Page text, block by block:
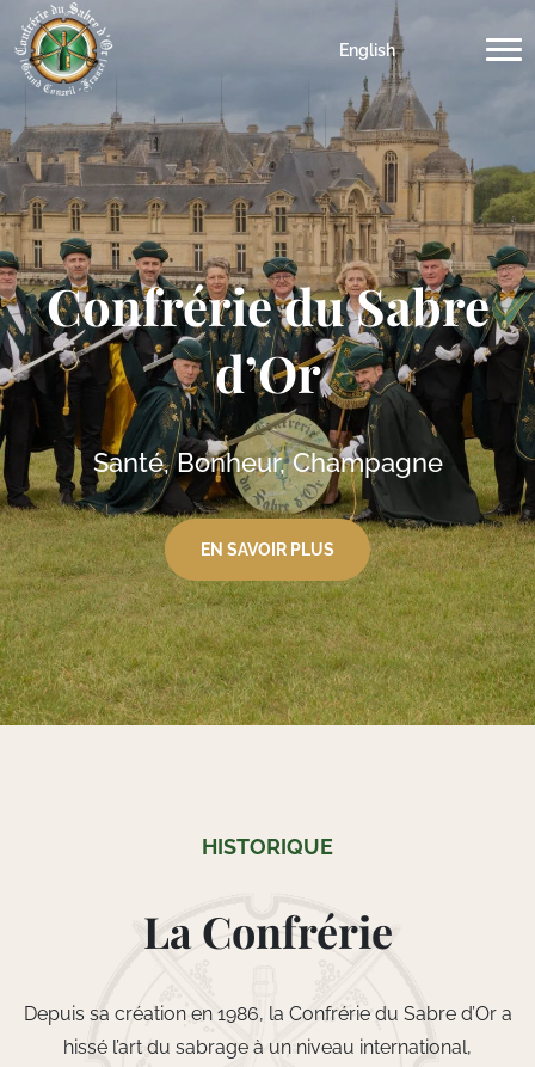
English
Confrérie du Sabre
d’Or
Santé, Bonheur, Champagne
EN SAVOIR PLUS
HISTORIQUE
La Confrérie
Depuis sa création en 1986, la Confrérie du Sabre d’Or a
hissé l’art du sabrage à un niveau international,